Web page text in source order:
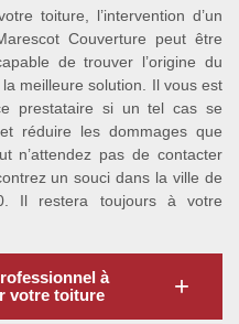
toiture, l’intervention d’un
Couverture peut être
de trouver l’origine du
meilleure solution. Il vous est
prestataire si un tel cas se
réduire les dommages que
n’attendez pas de contacter
un souci dans la ville de
Il restera toujours à votre
à
votre toiture